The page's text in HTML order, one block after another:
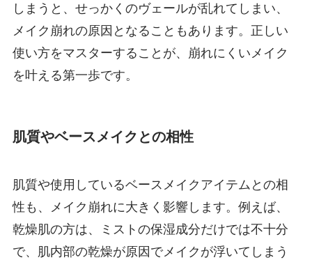
しまうと、せっかくのヴェールが乱れてしまい、
メイク崩れの原因となることもあります。正しい
使い方をマスターすることが、崩れにくいメイク
を叶える第一歩です。
肌質やベースメイクとの相性
肌質や使用しているベースメイクアイテムとの相
性も、メイク崩れに大きく影響します。例えば、
乾燥肌の方は、ミストの保湿成分だけでは不十分
で、肌内部の乾燥が原因でメイクが浮いてしまう